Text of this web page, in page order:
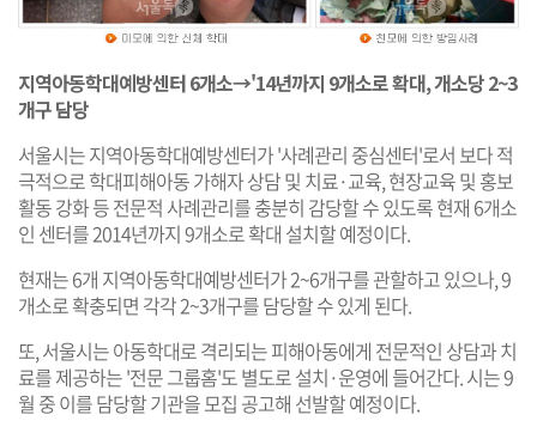
지역아동학대예방센터 6개소→'14년까지 9개소로 확대, 개소당 2~3
개구 담당
서울시는 지역아동학대예방센터가 '사례관리 중심센터'로서 보다 적
극적으로 학대피해아동 가해자 상담 및 치료·교육, 현장교육 및 홍보
활동 강화 등 전문적 사례관리를 충분히 감당할 수 있도록 현재 6개소
인 센터를 2014년까지 9개소로 확대 설치할 예정이다.
현재는 6개 지역아동학대예방센터가 2~6개구를 관할하고 있으나, 9
개소로 확충되면 각각 2~3개구를 담당할 수 있게 된다.
또, 서울시는 아동학대로 격리되는 피해아동에게 전문적인 상담과 치
료를 제공하는 '전문 그룹홈'도 별도로 설치·운영에 들어간다. 시는 9
월 중 이를 담당할 기관을 모집 공고해 선발할 예정이다.